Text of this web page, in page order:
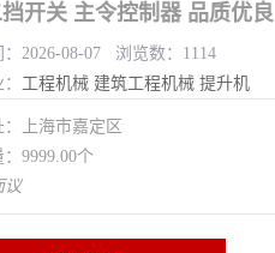
开关 主令控制器 品质优良
：2026-08-07 浏览数：1114
工程机械 建筑工程机械 提升机
：上海市嘉定区
9999.00个
议